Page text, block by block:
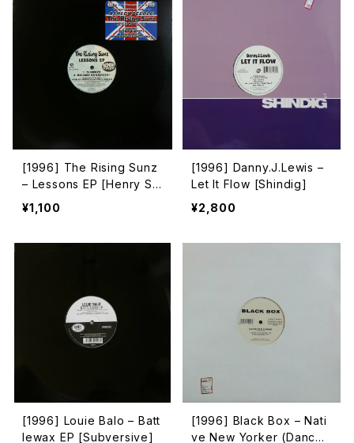
[1996] The Rising Sunz
– Lessons EP [Henry Str
eet Music]
¥1,100
[1996] Danny.J.Lewis –
Let It Flow [Shindig]
¥2,800
[1996] Louie Balo – Batt
lewax EP [Subversive]
[1996] Black Box – Nati
ve New Yorker (Dance